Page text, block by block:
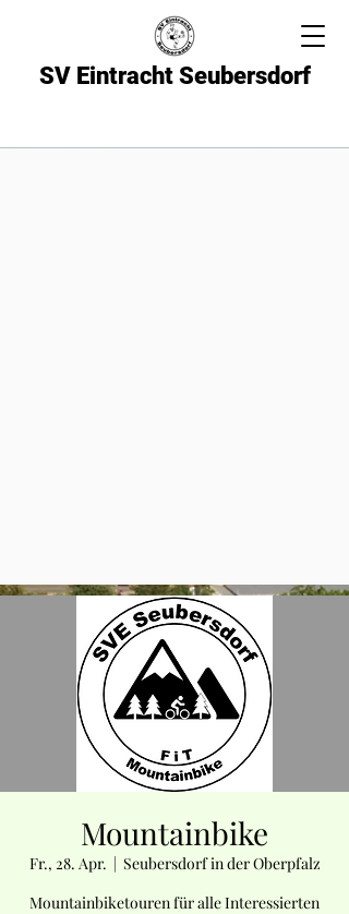
SV Eintracht Seubersdorf
Mountainbike
Fr., 28. Apr.
  |
Seubersdorf in der Oberpfalz
Mountainbiketouren für alle Interessierten